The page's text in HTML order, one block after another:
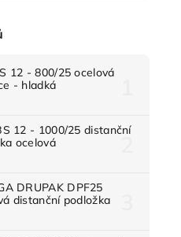
12 - 800/25 ocelová
- hladká
12 - 1000/25 distanční
ocelová
DRUPAK DPF25
distanční podložka